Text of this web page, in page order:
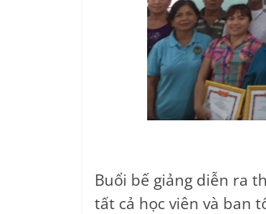
Buổi bế giảng diễn ra
tất cả học viên và ban